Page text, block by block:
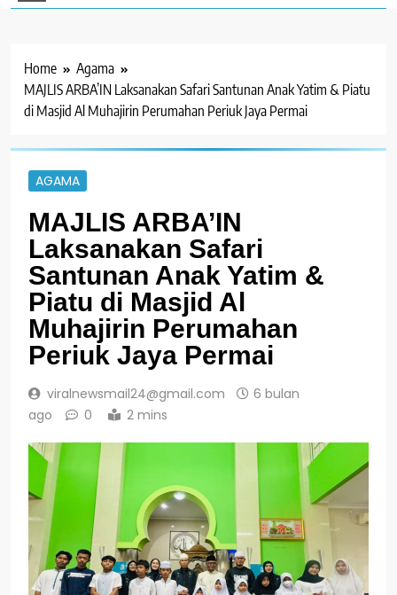
Home
Agama
MAJLIS ARBA’IN Laksanakan Safari Santunan Anak Yatim & Piatu
di Masjid Al Muhajirin Perumahan Periuk Jaya Permai
AGAMA
MAJLIS ARBA’IN
Laksanakan Safari
Santunan Anak Yatim &
Piatu di Masjid Al
Muhajirin Perumahan
Periuk Jaya Permai
viralnewsmail24@gmail.com
6 bulan
ago
0 2 mins